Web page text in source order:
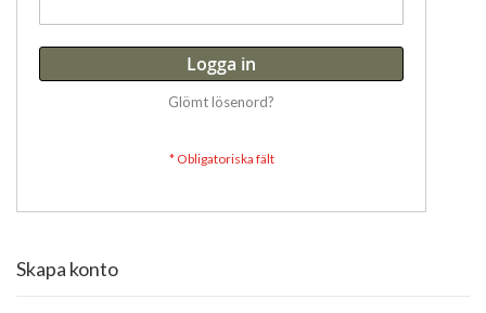
Logga in
Glömt lösenord?
Skapa konto